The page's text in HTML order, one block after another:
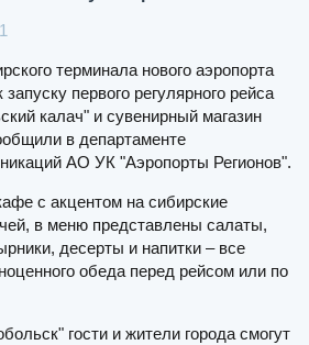
терминала нового аэропорта
первого регулярного рейса
калач" и сувенирный магазин
в департаменте
АО УК "Аэропорты Регионов".
с акцентом на сибирские
в меню представлены салаты,
десерты и напитки – все
обеда перед рейсом или по
гости и жители города смогут